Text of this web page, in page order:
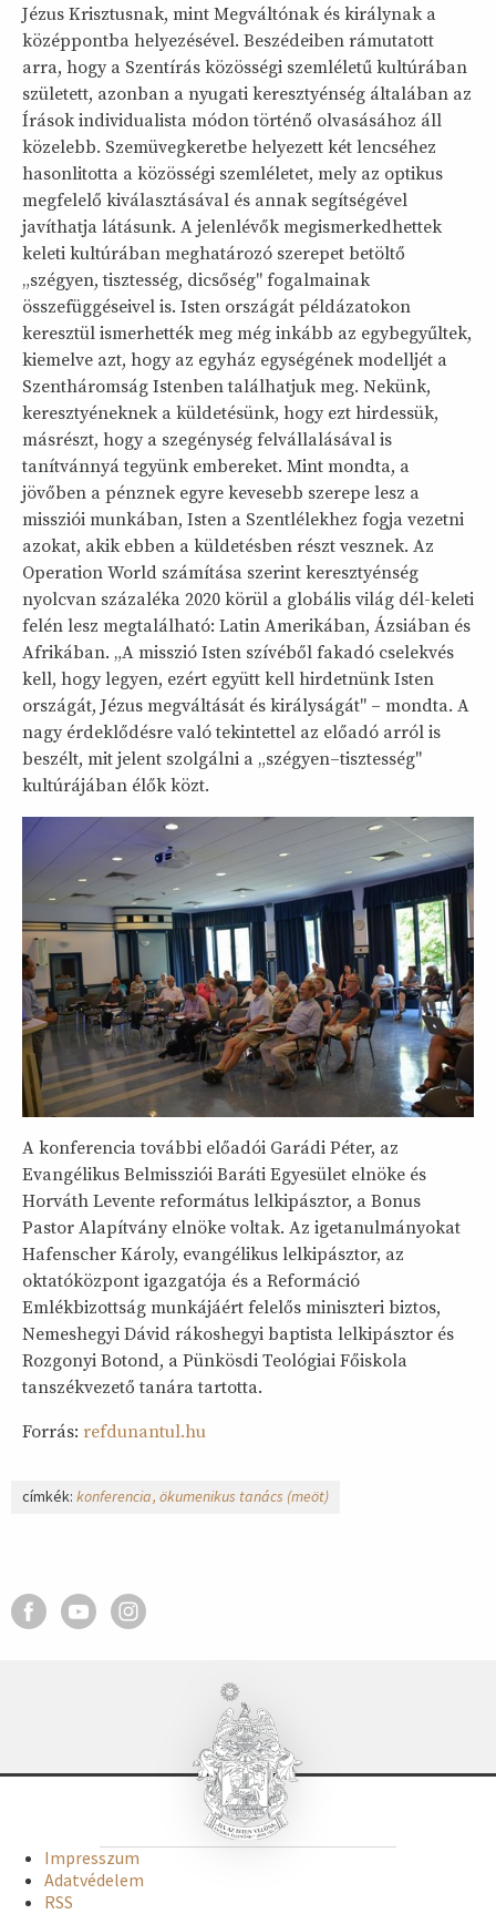
Jézus Krisztusnak, mint Megváltónak és királynak a
középpontba helyezésével. Beszédeiben rámutatott
arra, hogy a Szentírás közösségi szemléletű kultúrában
született, azonban a nyugati keresztyénség általában az
Írások individualista módon történő olvasásához áll
közelebb. Szemüvegkeretbe helyezett két lencséhez
hasonlitotta a közösségi szemléletet, mely az optikus
megfelelő kiválasztásával és annak segítségével
javíthatja látásunk. A jelenlévők megismerkedhettek
keleti kultúrában meghatározó szerepet betöltő
„szégyen, tisztesség, dicsőség" fogalmainak
összefüggéseivel is. Isten országát példázatokon
keresztül ismerhették meg még inkább az egybegyűltek,
kiemelve azt, hogy az egyház egységének modelljét a
Szentháromság Istenben találhatjuk meg. Nekünk,
keresztyéneknek a küldetésünk, hogy ezt hirdessük,
másrészt, hogy a szegénység felvállalásával is
tanítvánnyá tegyünk embereket. Mint mondta, a
jövőben a pénznek egyre kevesebb szerepe lesz a
missziói munkában, Isten a Szentlélekhez fogja vezetni
azokat, akik ebben a küldetésben részt vesznek. Az
Operation World számítása szerint keresztyénség
nyolcvan százaléka 2020 körül a globális világ dél-keleti
felén lesz megtalálható: Latin Amerikában, Ázsiában és
Afrikában. „A misszió Isten szívéből fakadó cselekvés
kell, hogy legyen, ezért együtt kell hirdetnünk Isten
országát, Jézus megváltását és királyságát" – mondta. A
nagy érdeklődésre való tekintettel az előadó arról is
beszélt, mit jelent szolgálni a „szégyen–tisztesség"
kultúrájában élők közt.
A konferencia további előadói Garádi Péter, az
Evangélikus Belmissziói Baráti Egyesület elnöke és
Horváth Levente református lelkipásztor, a Bonus
Pastor Alapítvány elnöke voltak. Az igetanulmányokat
Hafenscher Károly, evangélikus lelkipásztor, az
oktatóközpont igazgatója és a Reformáció
Emlékbizottság munkájáért felelős miniszteri biztos,
Nemeshegyi Dávid rákoshegyi baptista lelkipásztor és
Rozgonyi Botond, a Pünkösdi Teológiai Főiskola
tanszékvezető tanára tartotta.
Forrás: refdunantul.hu
címkék: konferencia ökumenikus tanács (meöt)
Impresszum
Adatvédelem
RSS